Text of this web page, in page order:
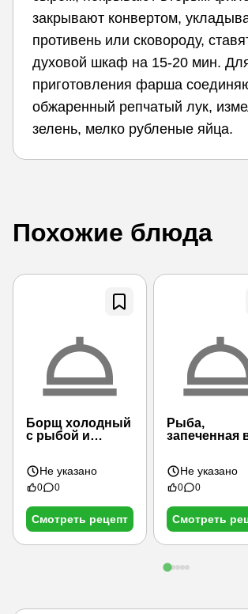
закрывают конвертом,
противень или сковороду,
духовой шкаф на 15-20 мин.
приготовления фарша
обжаренный репчатый лук,
зелень, мелко рубленые яйца.
Похожие блюда
Борщ холодный
с рыбой и
Не указано
0 0
Смотреть рецепт
Рыба,
запеченная
Не указано
0 0
Смотреть